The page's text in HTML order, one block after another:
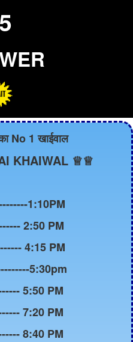
No 1 खाईवाल
KHAIWAL ♕♕
1:10PM
------ 2:50 PM
4:15 PM
5:30pm
5:50 PM
7:20 PM
8:40 PM